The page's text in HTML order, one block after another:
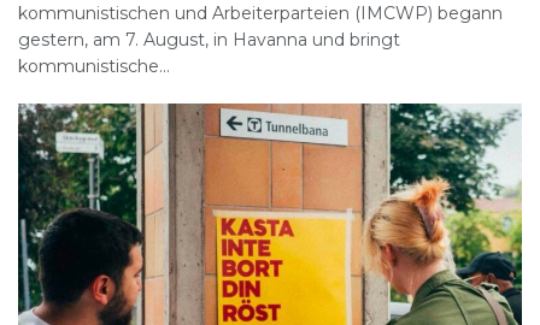
kommunistischen und Arbeiterparteien (IMCWP) begann
gestern, am 7. August, in Havanna und bringt
kommunistische...